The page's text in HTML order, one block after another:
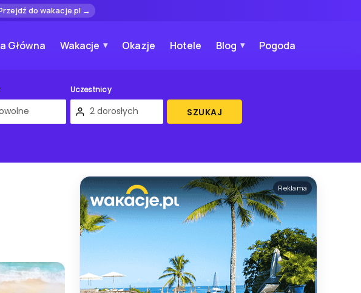
do wakacje.pl →
Główna Wakacje Okazje Hotele Blog Pogoda
Uczestnicy
SZUKAJ
Reklama